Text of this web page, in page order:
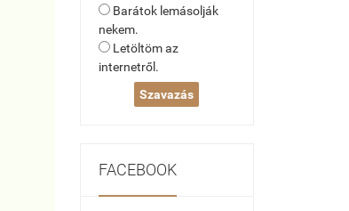
Barátok lemásolják
nekem.
Letöltöm az
internetről.
FACEBOOK